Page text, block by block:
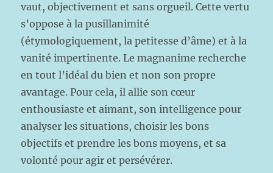
vaut, objectivement et sans orgueil. Cette vertu
s’oppose à la pusillanimité
(étymologiquement, la petitesse d’âme) et à la
vanité impertinente. Le magnanime recherche
en tout l’idéal du bien et non son propre
avantage. Pour cela, il allie son cœur
enthousiaste et aimant, son intelligence pour
analyser les situations, choisir les bons
objectifs et prendre les bons moyens, et sa
volonté pour agir et persévérer.